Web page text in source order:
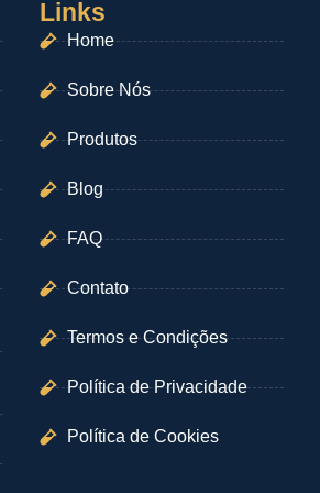
Links
Home
Sobre Nós
Produtos
Blog
FAQ
Contato
Termos e Condições
Política de Privacidade
Política de Cookies